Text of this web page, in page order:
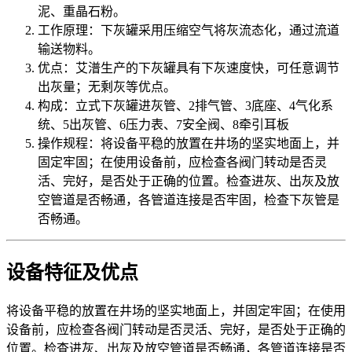
泥、重晶石粉。
工作原理：下灰罐采用压缩空气将灰流态化，通过流道
输送物料。
优点：艾潽生产的下灰罐具有下灰速度快，可任意调节
出灰量；无剩灰等优点。
构成：立式下灰罐进灰管、2排气管、3底座、4气化系
统、5出灰管、6压力表、7安全阀、8牵引耳板
操作规程：将设备平稳的放置在井场的坚实地面上，并
固定牢固；在使用设备前，应检查各阀门转动是否灵
活、完好，是否处于正确的位置。检查进灰、出灰及放
空管道是否畅通，各管道连接是否牢固，检查下灰管是
否畅通。
设备特征及优点
将设备平稳的放置在井场的坚实地面上，并固定牢固；在使用
设备前，应检查各阀门转动是否灵活、完好，是否处于正确的
位置。检查进灰、出灰及放空管道是否畅通，各管道连接是否